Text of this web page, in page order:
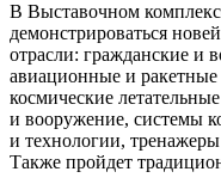
В Выставочном
демонстрироваться
отрасли: гражданские и
авиационные и ракетные
космические
и вооружение, системы
и технологии,
Также пройдет